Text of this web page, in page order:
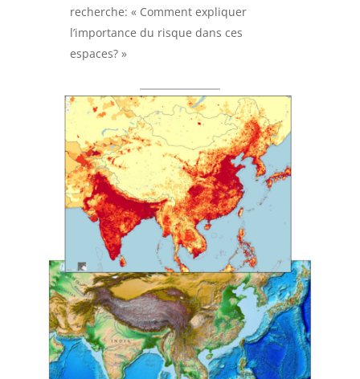
recherche: « Comment expliquer
l’importance du risque dans ces
espaces? »